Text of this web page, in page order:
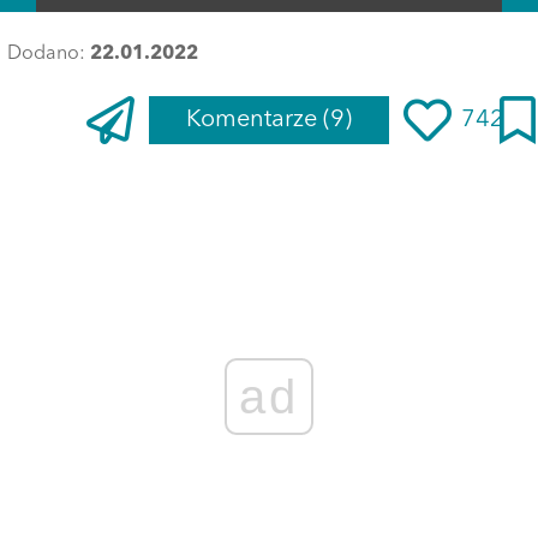
Dodano: 22.01.2022
Komentarze (9) 742
ad